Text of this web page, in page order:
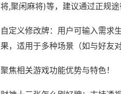
将,聚闲麻将)等，建议通过正规途
自定义修改牌：用户可输入需求
果，适用于多种场景（如与好友
聚焦相关游戏功能优势与特色！